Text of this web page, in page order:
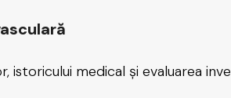
istoricului medical și evaluarea